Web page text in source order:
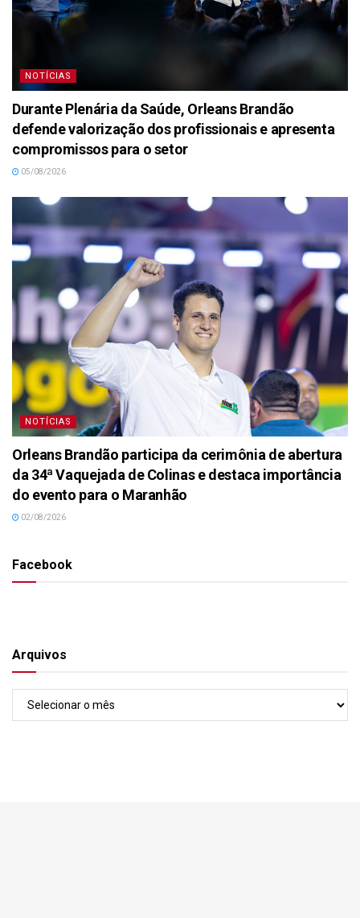
NOTÍCIAS
Durante Plenária da Saúde, Orleans Brandão
defende valorização dos profissionais e apresenta
compromissos para o setor
05/08/2026
NOTÍCIAS
Orleans Brandão participa da cerimônia de abertura
da 34ª Vaquejada de Colinas e destaca importância
do evento para o Maranhão
02/08/2026
Facebook
Arquivos
Arquivos